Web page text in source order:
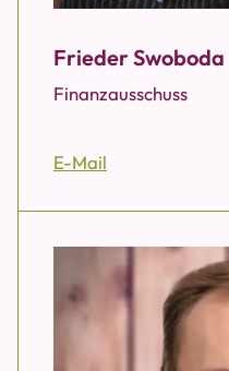
Frieder Swoboda
Finanzausschuss
E-Mail